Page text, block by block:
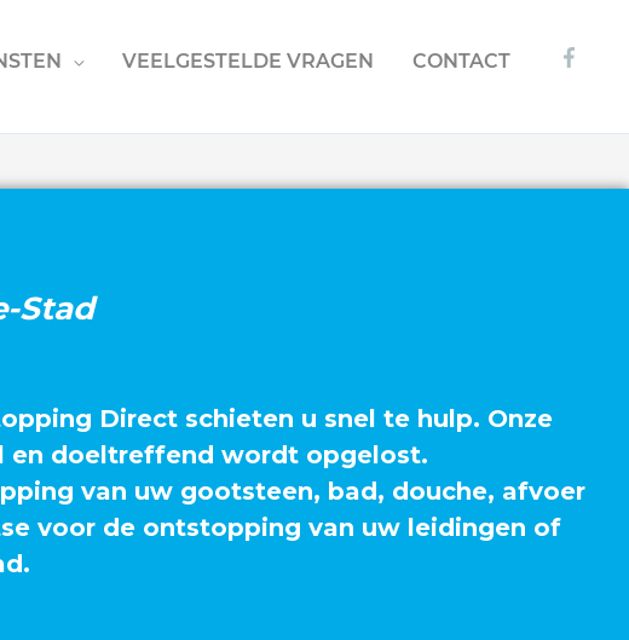
VEELGESTELDE VRAGEN CONTACT
Stad
Direct schieten u snel te hulp. Onze
en doeltreffend wordt opgelost.
van uw gootsteen, bad, douche, afvoer
voor de ontstopping van uw leidingen of